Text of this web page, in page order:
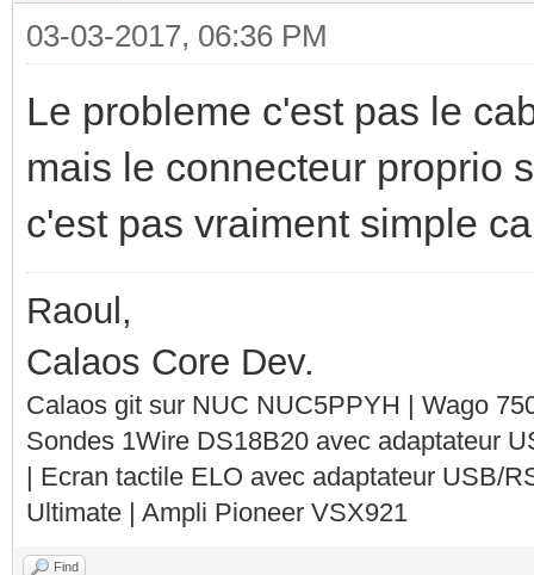
03-03-2017, 06:36 PM
Le probleme c'est pas le
mais le connecteur proprio
c'est pas vraiment simple
Raoul,
Calaos Core Dev.
Calaos git sur NUC NUC5PPYH | Wago
Sondes 1Wire DS18B20 avec adaptateur
| Ecran tactile ELO avec adaptateur USB/
Ultimate | Ampli Pioneer VSX921
Find